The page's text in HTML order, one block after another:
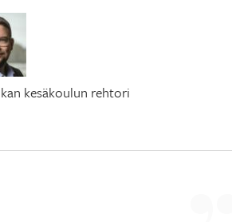
kesäkoulun rehtori